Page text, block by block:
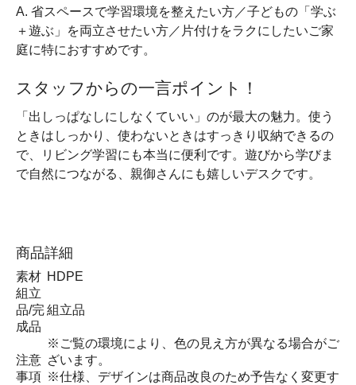
A. 省スペースで学習環境を整えたい方／子どもの「学ぶ
＋遊ぶ」を両立させたい方／片付けをラクにしたいご家
庭に特におすすめです。
スタッフからの一言ポイント！
「出しっぱなしにしなくていい」のが最大の魅力。使う
ときはしっかり、使わないときはすっきり収納できるの
で、リビング学習にも本当に便利です。遊びから学びま
で自然につながる、親御さんにも嬉しいデスクです。
商品詳細
素材 HDPE
組立
品/完
成品
組立品
注意
事項
※ご覧の環境により、色の見え方が異なる場合がご
ざいます。
※仕様、デザインは商品改良のため予告なく変更す